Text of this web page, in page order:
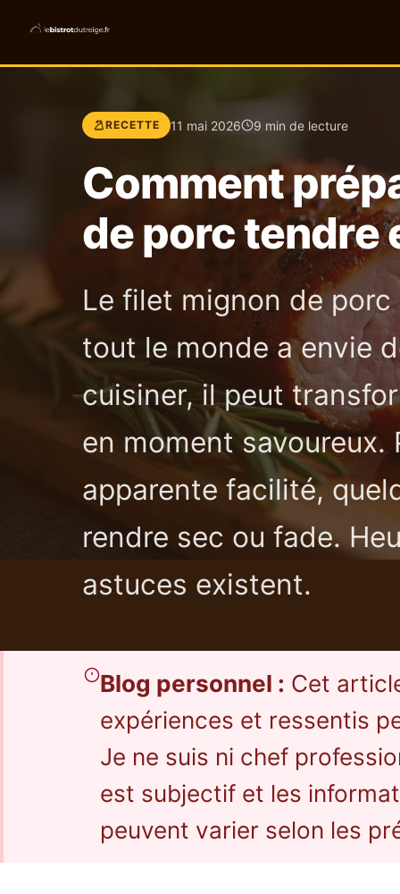
RECETTE 11 mai 2026 9 min de lecture
Comment
de porc tendre
Le filet mignon de
tout le monde a envie
cuisiner, il peut
en moment
apparente facilité,
rendre sec ou fade.
astuces existent.
Blog personnel : Cet
expériences et ressentis
Je ne suis ni chef
est subjectif et les
peuvent varier selon les